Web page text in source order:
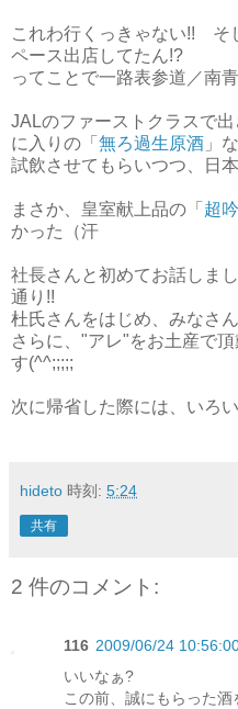
これわ行くっきゃない!! そ
ペース出店してたん!?
ってことで一路表参道／南
JALのファーストクラスで出
に入りの「 無ろ過生原酒 」
試飲させてもらいつつ、日
まさか、皇室献上品の「 超吟
かった（汗
社長さんと初めてお話しま
通り!!
杜氏さんをはじめ、みなさ
さらに、"アレ"をお土産で
す(^^;;;;;
次に帰省した際には、いろ
hideto 時刻: 5:24
共有
2 件のコメント:
116 2009/06/24
いいなぁ?
この前、誠にもらった酒